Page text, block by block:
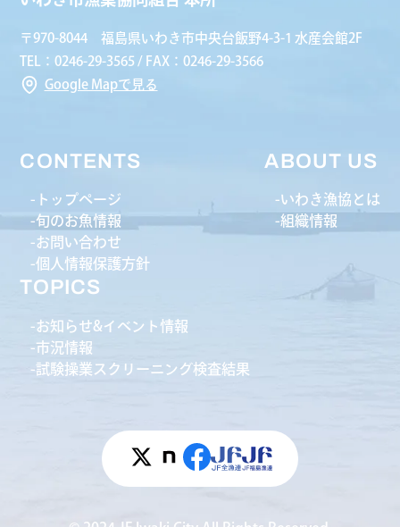
〒970-8044 福島県いわき市中央台飯野4-3-1 水産会館2F
TEL：0246-29-3565 / FAX：0246-29-3566
Google Mapで見る
CONTENTS
トップページ
旬のお魚情報
お問い合わせ
個人情報保護方針
ABOUT US
いわき漁協とは
組織情報
TOPICS
お知らせ&イベント情報
市況情報
試験操業スクリーニング検査結果